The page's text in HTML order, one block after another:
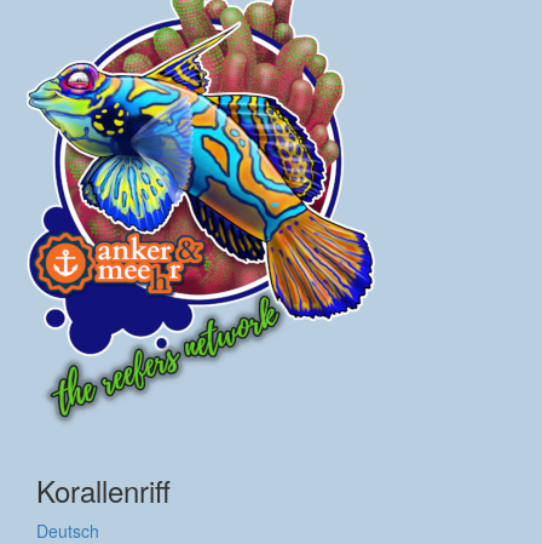
Korallenriff
Deutsch